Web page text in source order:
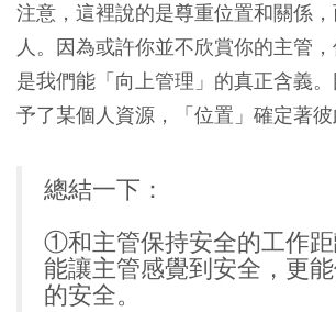
注意，這裡說的是尊重位置和關係
人。因為或許你並不欣賞你的主管
是我們能「向上管理」的真正含義
予了某個人資源，「位置」確定著彼
總結一下：
①和主管保持安全的工作
能讓主管感覺到安全，更
的安全。